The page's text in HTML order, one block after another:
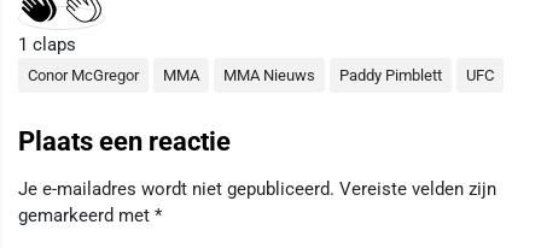
1 claps
Conor McGregor MMA MMA Nieuws Paddy Pimblett UFC
Plaats een reactie
Je e-mailadres wordt niet gepubliceerd. Vereiste velden zijn
gemarkeerd met *